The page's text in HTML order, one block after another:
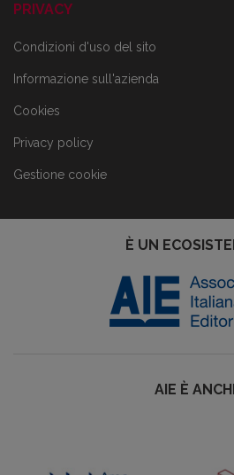
PRIVACY
Condizioni d'uso del sito
Informazione sull'azienda
Cookies
Privacy policy
Gestione cookie
È UN
AIE È